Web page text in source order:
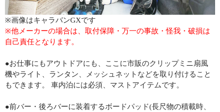
※画像はキャラバンGXです
※他メーカーの場合は、取付保障・万一の事故・怪我・破損は
自己責任となります。
●お仕事にもアウトドアにも、ここに市販のクリップミニ扇風
機やライト、ランタン、メッシュネットなどを取り付けること
もできます。 車内泊には必須、マストアイテムです。
●前バー・後ろバーに装着するボードパッド(長尺物の積載時、